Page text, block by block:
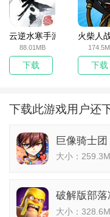
云逆水寒手游
88.01MB
下载
火柴人
下载
下载此游戏用户还
巨像骑士团
大小：
破解版部落
大小：